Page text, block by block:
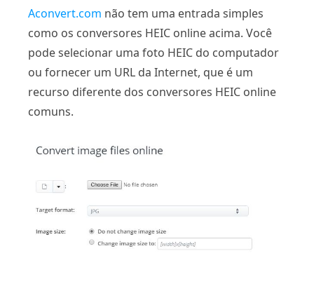
Aconvert.com não tem uma entrada simples
como os conversores HEIC online acima. Você
pode selecionar uma foto HEIC do computador
ou fornecer um URL da Internet, que é um
recurso diferente dos conversores HEIC online
comuns.